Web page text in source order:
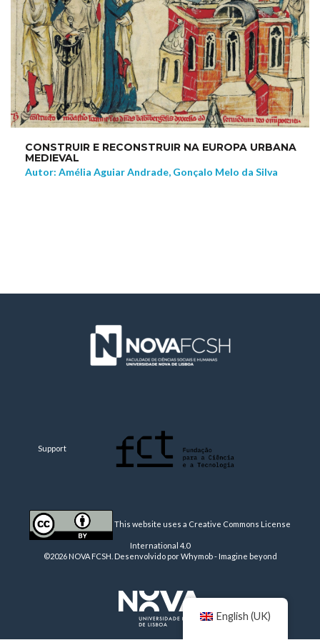
CONSTRUIR E RECONSTRUIR NA EUROPA URBANA
MEDIEVAL
Autor: Amélia Aguiar Andrade, Gonçalo Melo da Silva
Support
This website uses a Creative Commons License
International 4.0
©2026 NOVA FCSH. Desenvolvido porWhymob - Imagine beyond
English (UK)